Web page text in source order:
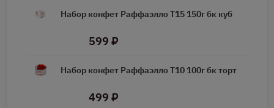
Набор конфет Раффаэлло Т15 150г бк куб
599 ₽
Набор конфет Раффаэлло Т10 100г бк торт
499 ₽